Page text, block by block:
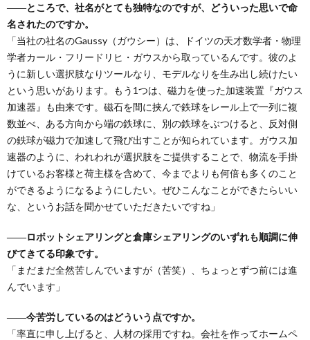
――ところで、社名がとても独特なのですが、どういった思いで命
名されたのですか。
「当社の社名のGaussy（ガウシー）は、ドイツの天才数学者・物理
学者カール・フリードリヒ・ガウスから取っているんです。彼のよ
うに新しい選択肢なりツールなり、モデルなりを生み出し続けたい
という思いがあります。もう1つは、磁力を使った加速装置『ガウス
加速器』も由来です。磁石を間に挟んで鉄球をレール上で一列に複
数並べ、ある方向から端の鉄球に、別の鉄球をぶつけると、反対側
の鉄球が磁力で加速して飛び出すことが知られています。ガウス加
速器のように、われわれが選択肢をご提供することで、物流を手掛
けているお客様と荷主様を含めて、今までよりも何倍も多くのこと
ができるようになるようにしたい。ぜひこんなことができたらいい
な、というお話を聞かせていただきたいですね」
――ロボットシェアリングと倉庫シェアリングのいずれも順調に伸
びてきてる印象です。
「まだまだ全然苦しんでいますが（苦笑）、ちょっとずつ前には進
んでいます」
――今苦労しているのはどういう点ですか。
「率直に申し上げると、人材の採用ですね。会社を作ってホームペ